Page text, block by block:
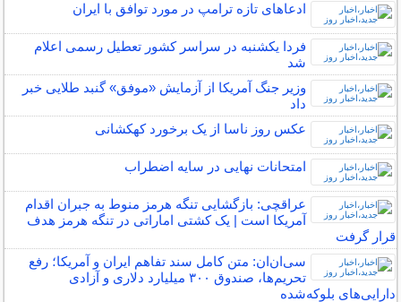
ادعاهای تازه ترامپ در مورد توافق با ایران
فردا یکشنبه در سراسر کشور تعطیل رسمی اعلام
شد
وزیر جنگ آمریکا از آزمایش «موفق» گنبد طلایی خبر
داد
عکس روز ناسا از یک برخورد کهکشانی
امتحانات نهایی در سایه اضطراب
عراقچی: بازگشایی تنگه هرمز منوط به جبران اقدام
آمریکا است | یک کشتی اماراتی در تنگه هرمز هدف
قرار گرفت
سی‌ان‌ان: متن کامل سند تفاهم ایران و آمریکا؛ رفع
تحریم‌ها، صندوق ۳۰۰ میلیارد دلاری و آزادی
دارایی‌های بلوکه‌شده